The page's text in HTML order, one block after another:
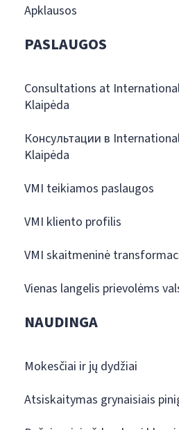
Apklausos
PASLAUGOS
Consultations at
Klaipėda
Консультации в
Klaipėda
VMI teikiamos paslaugos
VMI kliento profilis
VMI skaitmeninė
Vienas langelis prievolėms
NAUDINGA
Mokesčiai ir jų dydžiai
Atsiskaitymas grynaisiais